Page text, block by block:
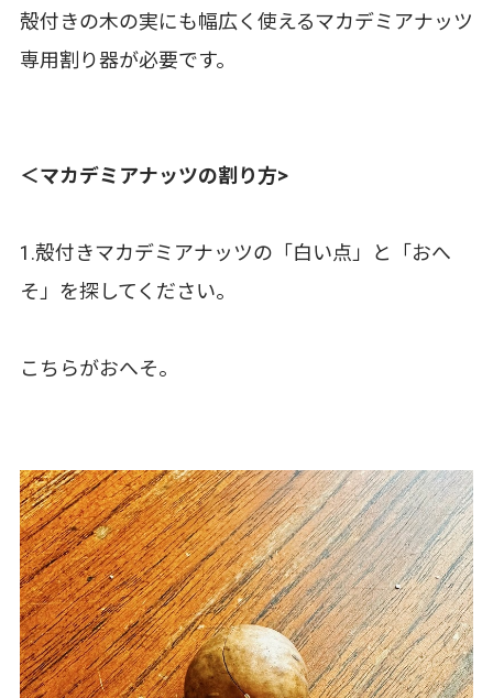
殻付きの木の実にも幅広く使えるマカデミアナッツ
専用割り器が必要です。
＜マカデミアナッツの割り方>
1.殻付きマカデミアナッツの「白い点」と「おへ
そ」を探してください。
こちらがおへそ。